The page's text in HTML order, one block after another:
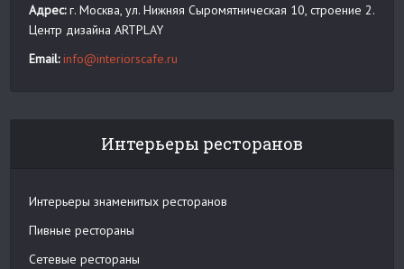
Адрес:г. Москва, ул. Нижняя Сыромятническая 10, строение 2.
Центр дизайна ARTPLAY
Email: info@interiorscafe.ru
Интерьеры ресторанов
Интерьеры знаменитых ресторанов
Пивные рестораны
Сетевые рестораны